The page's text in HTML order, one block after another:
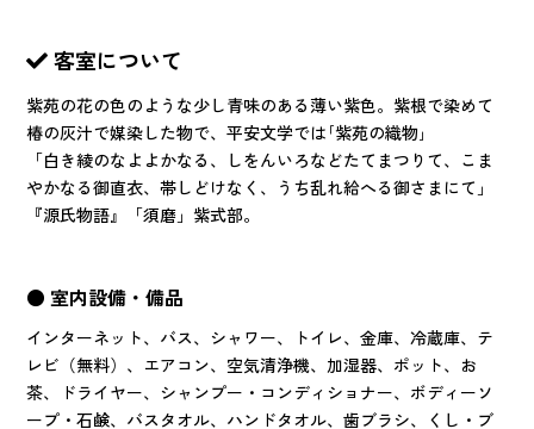
客室について
紫苑の花の色のような少し青味のある薄い紫色。紫根で染めて
椿の灰汁で媒染した物で、平安文学では｢紫苑の織物｣
「白き綾のなよよかなる、しをんいろなどたてまつりて、こま
やかなる御直衣、帯しどけなく、うち乱れ給へる御さまにて」
『源氏物語』「須磨」紫式部。
● 室内設備・備品
インターネット、バス、シャワー、トイレ、金庫、冷蔵庫、テ
レビ（無料）、エアコン、空気清浄機、加湿器、ポット、お
茶、ドライヤー、シャンプー・コンディショナー、ボディーソ
ープ・石鹸、バスタオル、ハンドタオル、歯ブラシ、くし・ブ